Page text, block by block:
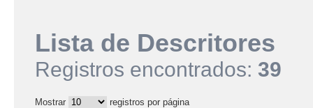
Lista de Descritores
Registros encontrados: 39
Mostrar
registros por página